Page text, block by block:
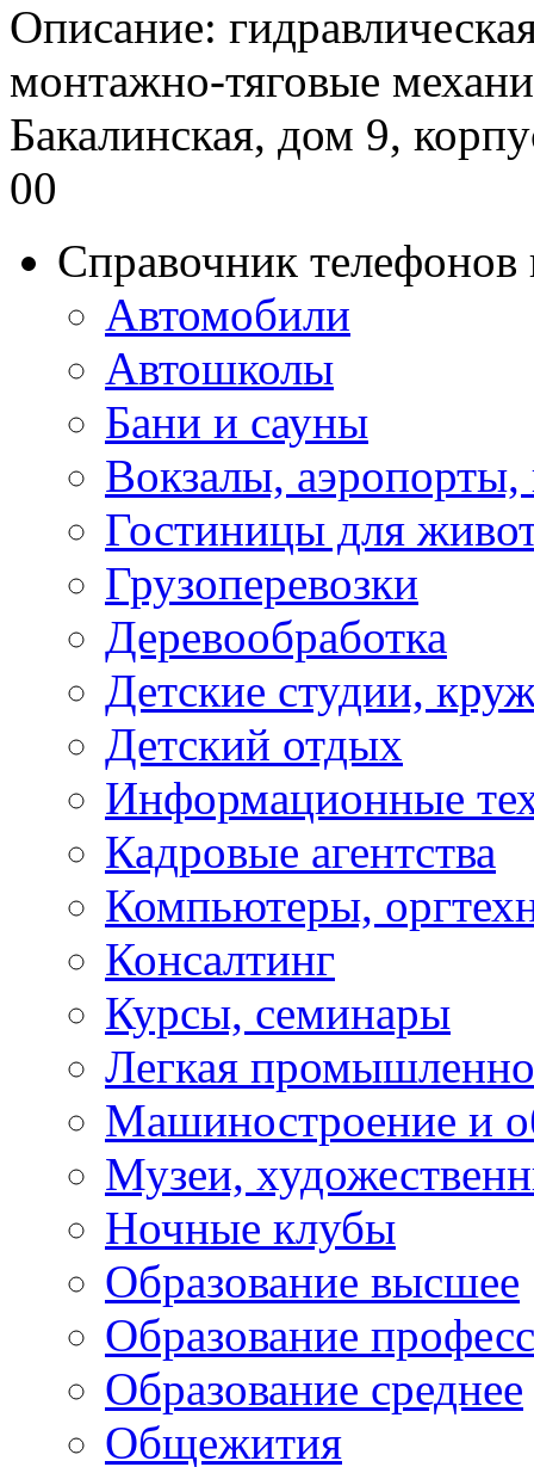
Описание:
монтажно-тяговые
Бакалинская, дом 9,
00
Справочник
Автомобили
Автошколы
Бани и сауны
Вокзалы,
Гостиницы для
Грузоперевозки
Деревообработка
Детские студии,
Детский отдых
Информационные
Кадровые агентства
Компьютеры,
Консалтинг
Курсы, семинары
Легкая
Машиностроение и
Музеи,
Ночные клубы
Образование высшее
Образование
Образование среднее
Общежития